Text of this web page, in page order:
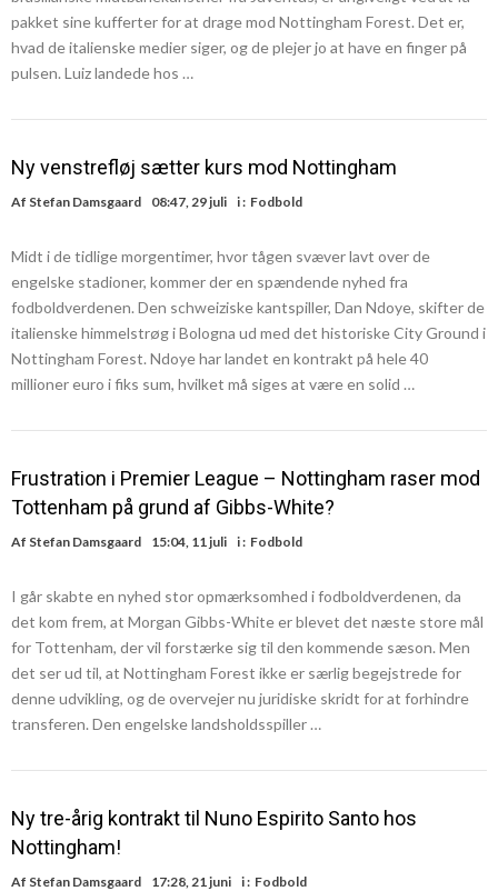
pakket sine kufferter for at drage mod Nottingham Forest. Det er,
hvad de italienske medier siger, og de plejer jo at have en finger på
pulsen. Luiz landede hos …
Ny venstrefløj sætter kurs mod Nottingham
Af Stefan Damsgaard 08:47, 29 juli i : Fodbold
Midt i de tidlige morgentimer, hvor tågen svæver lavt over de
engelske stadioner, kommer der en spændende nyhed fra
fodboldverdenen. Den schweiziske kantspiller, Dan Ndoye, skifter de
italienske himmelstrøg i Bologna ud med det historiske City Ground i
Nottingham Forest. Ndoye har landet en kontrakt på hele 40
millioner euro i fiks sum, hvilket må siges at være en solid …
Frustration i Premier League – Nottingham raser mod
Tottenham på grund af Gibbs-White?
Af Stefan Damsgaard 15:04, 11 juli i : Fodbold
I går skabte en nyhed stor opmærksomhed i fodboldverdenen, da
det kom frem, at Morgan Gibbs-White er blevet det næste store mål
for Tottenham, der vil forstærke sig til den kommende sæson. Men
det ser ud til, at Nottingham Forest ikke er særlig begejstrede for
denne udvikling, og de overvejer nu juridiske skridt for at forhindre
transferen. Den engelske landsholdsspiller …
Ny tre-årig kontrakt til Nuno Espirito Santo hos
Nottingham!
Af Stefan Damsgaard 17:28, 21 juni i : Fodbold